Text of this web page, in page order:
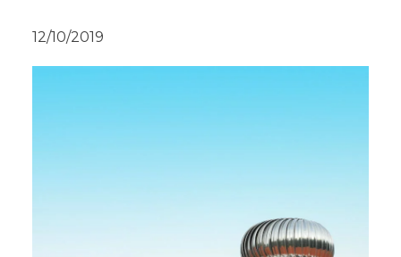
12/10/2019